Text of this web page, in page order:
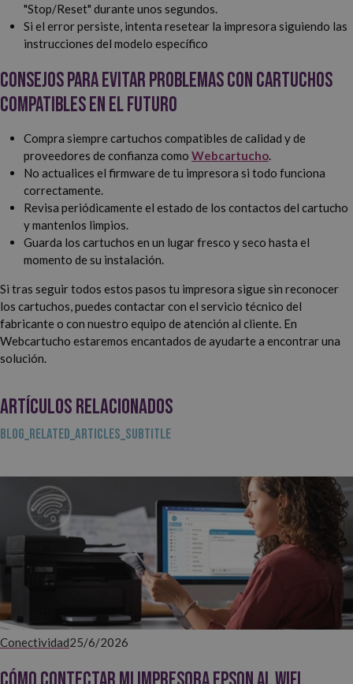
"Stop/Reset" durante unos segundos.
Si el error persiste, intenta resetear la impresora siguiendo las
instrucciones del modelo específico
Consejos para evitar problemas con cartuchos
compatibles en el futuro
Compra siempre cartuchos compatibles de calidad y de
proveedores de confianza como Webcartucho.
No actualices el firmware de tu impresora si todo funciona
correctamente.
Revisa periódicamente el estado de los contactos del cartucho
y mantenlos limpios.
Guarda los cartuchos en un lugar fresco y seco hasta el
momento de su instalación.
Si tras seguir todos estos pasos tu impresora sigue sin reconocer
los cartuchos, puedes contactar con el servicio técnico del
fabricante o con nuestro equipo de atención al cliente. En
Webcartucho estaremos encantados de ayudarte a encontrar una
solución.
ARTÍCULOS RELACIONADOS
BLOG_RELATED_ARTICLES_SUBTITLE
Conectividad25/6/2026